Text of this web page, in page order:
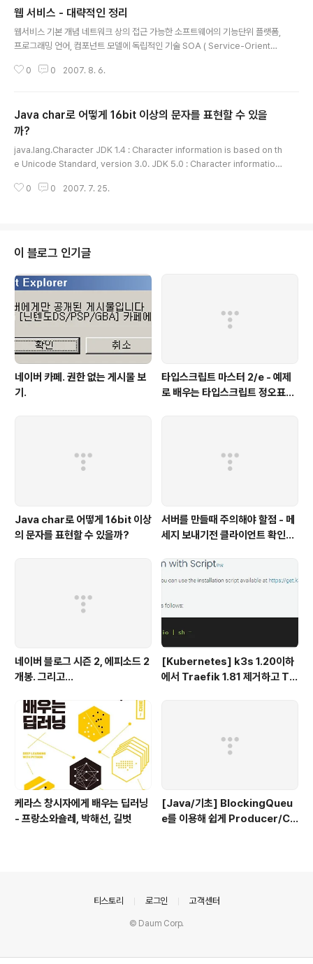
웹 서비스 - 대략적인 정리
웹서비스 기본 개념 네트워크 상의 접근 가능한 소프트웨어의 기능단위 플랫폼,
프로그래밍 언어, 컴포넌트 모델에 독립적인 기술 SOA ( Service-Oriented
류된다. SOA의 메카니즘 Service provider : 어떤 동작을 기술(descripti
omsumer : registry에서 provider정보를 찾아 ( find ) , provider를 연결
(bind) 한다. Web Service Stack Web..
0 0 2007. 8. 6.
Java char로 어떻게 16bit 이상의 문자를 표현할 수 있을
까?
java.lang.Character JDK 1.4 : Character information is based on th
e Unicode Standard, version 3.0. JDK 5.0 : Character information
6bit 고정 길이를 가지도록 되어 있다. 하지만 unicode 의 값 중에는 U+000
0 0 2007. 7. 25.
이 블로그 인기글
네이버 카페. 권한 없는 게시물 보
기.
타입스크립트 마스터 2/e - 예제
로 배우는 타입스크립트 정오표
Java char로 어떻게 16bit 이상
의 문자를 표현할 수 있을까?
서버를 만들때 주의해야 할점 - 메
세지 보내기전 클라이언트 확인하
네이버 블로그 시즌 2, 에피소드 2
개봉. 그리고...
[Kubernetes] k3s 1.20이하
에서 Traefik 1.81 제거하고 Tr
케라스 창시자에게 배우는 딥러닝
- 프랑소와숄레, 박해선, 길벗
[Java/기초] BlockingQueu
e를 이용해 쉽게 Producer/Co
티스토리 로그인 고객센터
© Daum Corp.